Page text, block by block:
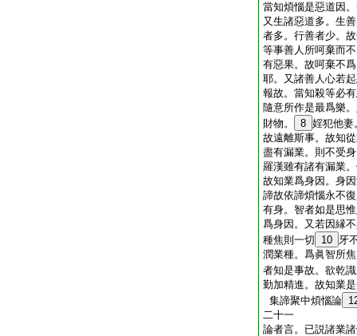
當知煩惱是惡道因
又生諸惡道多。生
者多。行善者少。
等事善人所呵棄而
有惡果。故呵棄不
耶。又諸善人心若
報故。當知殺等必
隨意所作是最爲樂
財物。
8 婬犯他妻
故遠離斯事。故知
盡有漏業。則不受
羅漢雖有諸有漏業
故知業爲身因。身
諦故依諦煩惱永不
有身。智者如是思
爲身因。又若因縁
種焦則一切
10 牙
潤業種。爲眞智所
者知是事故。欲乾
勤加精進。故知業
集諦聚中煩惱論
二十一
論者言。已説諸業